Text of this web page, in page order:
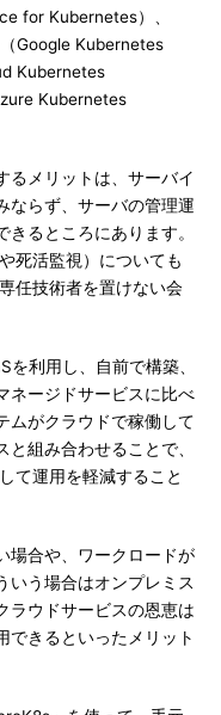
for Kubernetes）、
Google Kubernetes
Kubernetes
Kubernetes
メリットは、サーバイ
ならず、サーバの管理運
るところにあります。
死活監視）についても
任技術者を置けない会
利用し、自前で構築、
ネージドサービスに比べ
ムがクラウドで稼働して
組み合わせることで、
て運用を軽減すること
場合や、ワークロードが
いう場合はオンプレミス
ラウドサービスの恩恵は
できるといったメリット